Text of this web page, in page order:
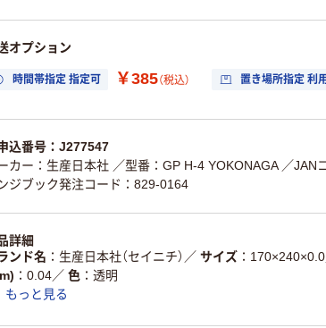
オプション
時間帯指定 指定可 ￥385（税込） 置き場所指定 利
込番号：J277547
カー：生産日本社 ／型番：GP H-4 YOKONAGA ／JAN
ジブック発注コード：829-0164
詳細
ンド名
生産日本社（セイニチ） ／ サイズ 170×240×0.0
0.04／ 色
透明
もっと見る